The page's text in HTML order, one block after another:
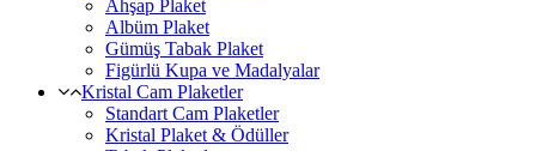
Ahşap Plaket
Albüm Plaket
Gümüş Tabak Plaket
Figürlü Kupa ve Madalyalar
Kristal Cam Plaketler
Standart Cam Plaketler
Kristal Plaket & Ödüller